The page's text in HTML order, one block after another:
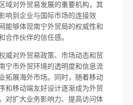
域对外贸易发展的重要机构，其
响到企业与国际市场的连接效
能够体现南宁外贸局的权威性和
合作伙伴的信任感。
威对外贸易政策、市场动态和贸
宁市外贸环境的透明度和信息流
拓展海外市场。同时，随着移动
和移动端友好设计逐渐成为外贸
对扩大业务影响力、提高访问体